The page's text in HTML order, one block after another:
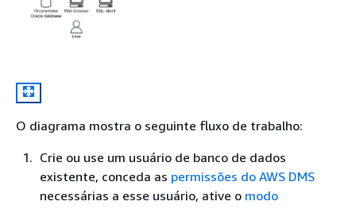
O diagrama mostra o seguinte fluxo de trabalho:
Crie ou use um usuário de banco de dados
existente, conceda as permissões do AWS DMS
necessárias a esse usuário, ative o modo